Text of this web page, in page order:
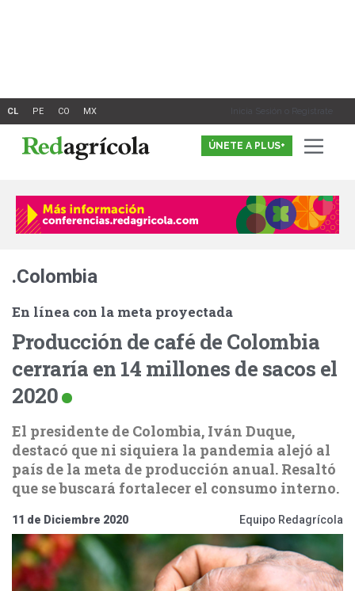
Inicia Sesión o Registrate
ÚNETE A PLUS+
.Colombia
En línea con la meta proyectada
Producción de café de Colombia
cerraría en 14 millones de sacos el
2020
El presidente de Colombia, Iván Duque,
destacó que ni siquiera la pandemia alejó al
país de la meta de producción anual. Resaltó
que se buscará fortalecer el consumo interno.
11 de Diciembre 2020 Equipo Redagrícola